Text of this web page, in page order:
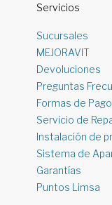
Servicios
Sucursales
MEJORAVIT
Devoluciones
Preguntas
Formas de Pago
Servicio de
Instalación de
Sistema de
Garantías
Puntos Limsa